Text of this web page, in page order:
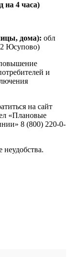
на 4 часа)
дома): обл
Юсупово)
и
на сайт
«Плановые
8 (800) 220-0-